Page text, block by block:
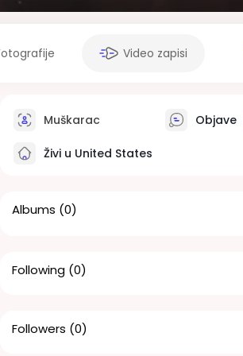
Video zapisi
Muškarac Objave
Živi u United States
Albums (0)
Following (0)
Followers (0)